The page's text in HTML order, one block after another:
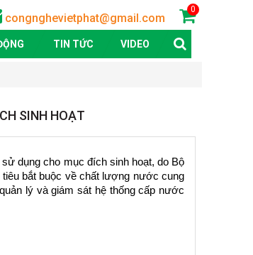
congnghevietphat@gmail.com
0
TIN TỨC VIDEO
SINH HOẠT
dụng cho mục đích sinh hoạt, do Bộ
tiêu bắt buộc về chất lượng nước cung
lý và giám sát hệ thống cấp nước